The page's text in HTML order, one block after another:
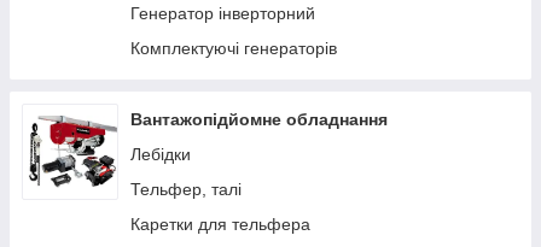
Ножиці вирубні листові акумуляторні
Викрутка акумуляторна
Перфоратори
Пилки дискові ручні
Пилки дискові занурювальні
Пилки торцювальні
Ножиці вирубні листові
Відбійні молотки
Перфоратори
Полірувальні машини
Пилки шабельні
Пили дискові ручні
Генератор інверторний
Комплектуючі генераторів
Вантажопідйомне обладнання
Лебідки
Тельфер, талі
Каретки для тельфера